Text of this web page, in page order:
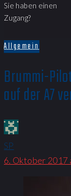
Sie haben einen
Zugang?
Allgemein
Brummi-
auf der A7
SP
6. Oktober 2017